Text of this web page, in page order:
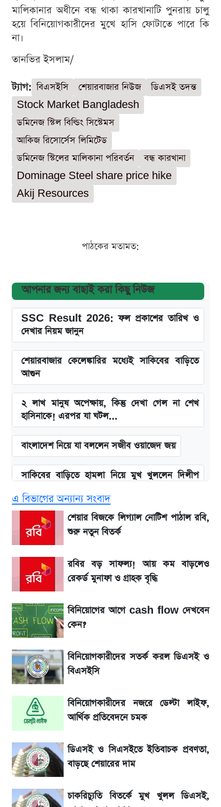
মালিকানার অধীনে বন্ধ থাকা কারখানাটি পুনরায় চালু
হয়ে বিনিয়োগকারীদের মুখে হাসি ফোটাতে পারে কি
না।
তানভির ইসলাম/
ট্যাগ: বিএসইসি শেয়ারবাজার নিউজ
ডিএসই তদন্ত
Stock Market Bangladesh
ডমিনেজ স্টিল বিল্ডিং সিস্টেমস
আকিজ রিসোর্সেস লিমিটেড
ডমিনেজ স্টিলের মালিকানা পরিবর্তন
বন্ধ কারখানা
Dominage Steel share price hike
Akij Resources
পাঠকের মতামত:
আপনার জন্য বাছাই করা কিছু নিউজ
SSC Result 2026: ফল প্রকাশের তারিখ ও
দেখার নিয়ম জানুন
শেয়ারবাজার কেলেঙ্কারির মধ্যেই সাকিবের বাড়িতে
আগুন
২ লাখ মানুষ অপেক্ষায়, কিন্তু দেখা গেল না শেখ
হাসিনাকে! এরপর যা ঘটল...
বাংলাদেশ নিয়ে যা বললেন সজীব ওয়াজেদ জয়
সাকিবের বাড়িতে হামলা নিয়ে মুখ খুললেন দিলীপ
আগামী ৪ দিনের আবহাওয়া নিয়ে বড় সতর্কবার্তা
লিটনকে নিয়ে টিম ম্যানেজমেন্টের নতুন পরিকল্পনা
আগামীকালই স্পষ্ট হবে এসএসসি ফল প্রকাশের
তারিখ
৬ আগস্ট দেশের বাজারে স্বর্ণের দাম
শেখ হাসিনার দেশে ফেরা নিয়ে যা বললেন রুমিন
ফারহানা
রেকর্ড
শেয়ার বিজকে লিগ্যাল নোটিশ পাঠাল রবি, শুরু নতুন
বিতর্ক
রবির বড় সাফল্য! আয় কম বাড়লেও রেকর্ড মুনাফা ও
গ্রাহক বৃদ্ধি
এ বিভাগের অন্যান্য সংবাদ
শেয়ার বিজকে লিগ্যাল নোটিশ পাঠাল রবি,
শুরু নতুন বিতর্ক
রবির বড় সাফল্য! আয় কম বাড়লেও
রেকর্ড মুনাফা ও গ্রাহক বৃদ্ধি
বিনিয়োগের আগে cash flow দেখবেন
কেন?
বিনিয়োগকারীদের সতর্ক করল ডিএসই ও
বিএসইসি
বিনিয়োগকারীদের নজরে ডেল্টা লাইফ,
আর্থিক প্রতিবেদনে চমক
ডিএসই ও সিএসইতে ইতিবাচক প্রবণতা,
বাড়ছে শেয়ারের দাম
চাকরিচ্যুতি বিতর্কে মুখ খুলল ডিএসই,